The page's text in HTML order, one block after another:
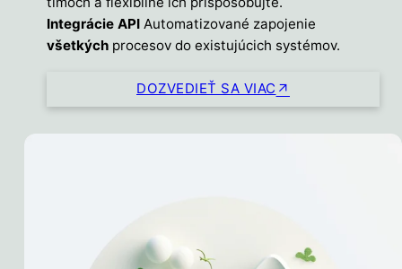
Integrácie API Automatizované zapojenie
všetkých procesov do existujúcich systémov.
DOZVEDIEŤ SA VIAC